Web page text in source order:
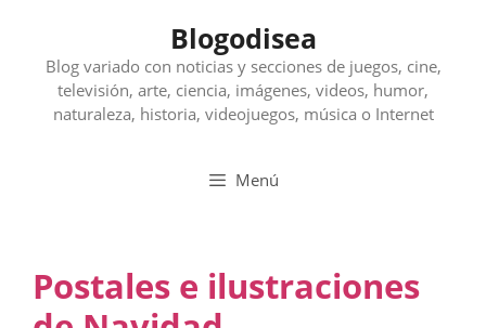
contenido
Blogodisea
Blog variado con noticias y secciones de juegos, cine,
televisión, arte, ciencia, imágenes, videos, humor,
naturaleza, historia, videojuegos, música o Internet
Menú
Postales e ilustraciones